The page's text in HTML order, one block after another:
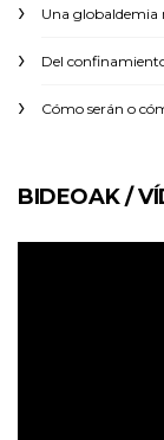
Una globaldemia
Del
Cómo serán o
BIDEOAK /